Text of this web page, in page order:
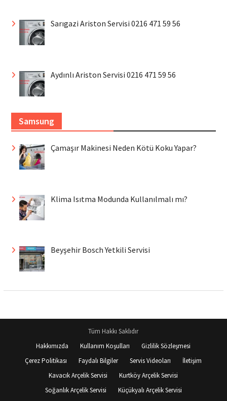
Sarıgazi Ariston Servisi 0216 471 59 56
Aydınlı Ariston Servisi 0216 471 59 56
Samsung
Çamaşır Makinesi Neden Kötü Koku Yapar?
Klima Isıtma Modunda Kullanılmalı mı?
Beyşehir Bosch Yetkili Servisi
Tüm Hakkı Saklıdır
Hakkımızda
Kullanım Koşulları
Gizlilik Sözleşmesi
Çerez Politikası
Faydalı Bilgiler Servis Videoları
İletişim
Kavacık Arçelik Servisi
Kurtköy Arçelik Servisi
Soğanlık Arçelik Servisi
Küçükyalı Arçelik Servisi